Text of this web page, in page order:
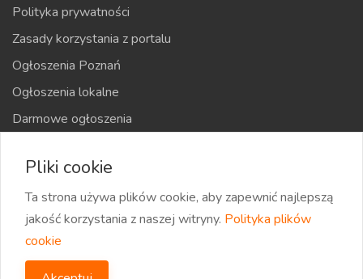
Polityka prywatności
Zasady korzystania z portalu
Ogłoszenia Poznań
Ogłoszenia lokalne
Darmowe ogłoszenia
Mapa strony
2026 eOglaszamy | Wszystkie prawa zastrzeżone
Pliki cookie
Ta strona używa plików cookie, aby zapewnić najlepszą
jakość korzystania z naszej witryny. Polityka plików
cookie